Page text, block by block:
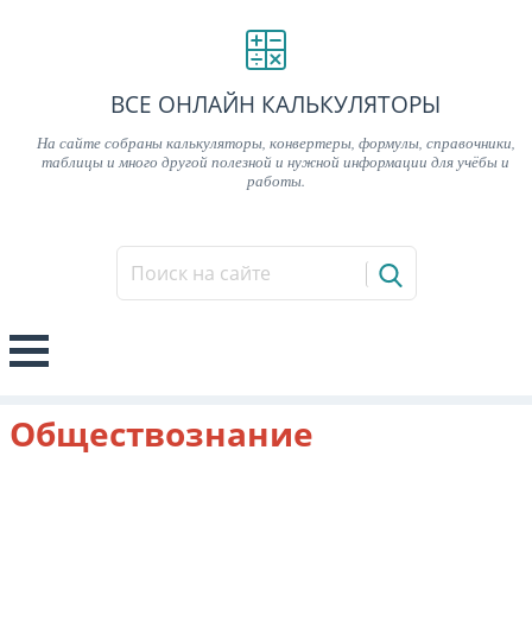
ВСЕ ОНЛАЙН КАЛЬКУЛЯТОРЫ
На сайте собраны калькуляторы, конвертеры, формулы, справочники,
таблицы и много другой полезной и нужной информации для учёбы и
работы.
Обществознание